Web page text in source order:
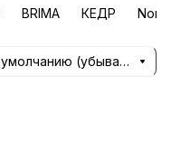
BRIMA КЕДР
По умолчанию (убывание)